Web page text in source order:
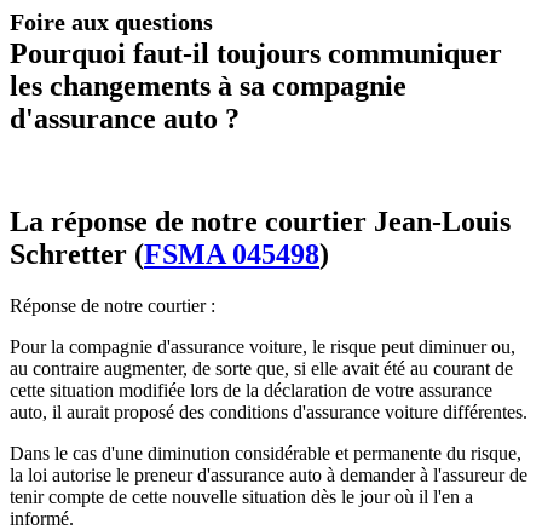
Foire aux questions
Pourquoi faut-il toujours communiquer
les changements à sa compagnie
d'assurance auto ?
La réponse de notre courtier Jean-Louis
Schretter (FSMA 045498)
Réponse de notre courtier :
Pour la compagnie d'assurance voiture, le risque peut diminuer ou,
au contraire augmenter, de sorte que, si elle avait été au courant de
cette situation modifiée lors de la déclaration de votre assurance
auto, il aurait proposé des conditions d'assurance voiture différentes.
Dans le cas d'une diminution considérable et permanente du risque,
la loi autorise le preneur d'assurance auto à demander à l'assureur de
tenir compte de cette nouvelle situation dès le jour où il l'en a
informé.